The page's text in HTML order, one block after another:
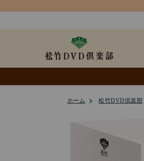
ホーム 松竹DVD倶楽部